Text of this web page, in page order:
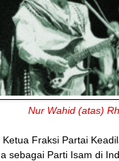
Nur Wahid (atas)
Fraksi Partai
sebagai Parti Isam di